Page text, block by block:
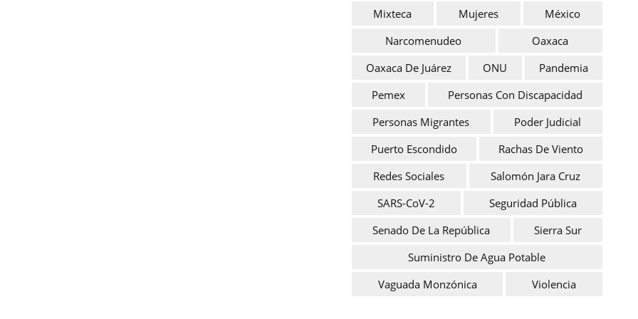
Mixteca
Mujeres
México
Narcomenudeo
Oaxaca
Oaxaca De Juárez
ONU
Pandemia
Pemex
Personas Con Discapacidad
Personas Migrantes
Poder Judicial
Puerto Escondido
Rachas De Viento
Redes Sociales
Salomón Jara Cruz
SARS-CoV-2
Seguridad Pública
Senado De La República
Sierra Sur
Suministro De Agua Potable
Vaguada Monzónica
Violencia